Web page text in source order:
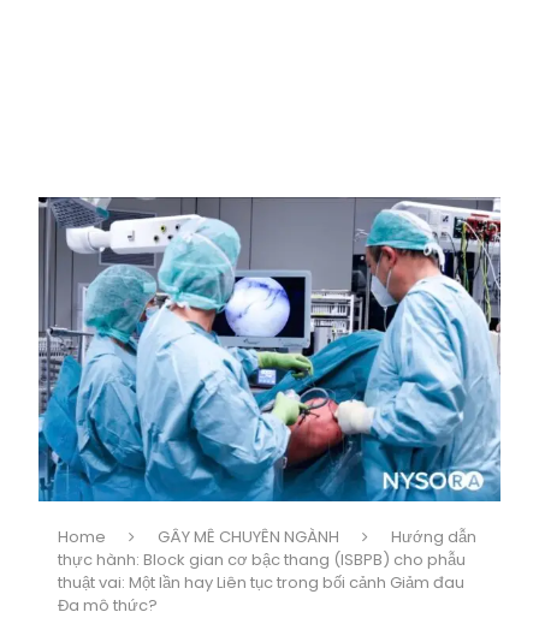
Home GÂY MÊ CHUYÊN NGÀNH
Hướng dẫn
thực hành: Block gian cơ bậc thang (ISBPB) cho phẫu
thuật vai: Một lần hay Liên tục trong bối cảnh Giảm đau
Đa mô thức?